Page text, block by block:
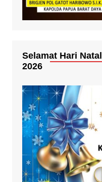
Selamat Hari
2026